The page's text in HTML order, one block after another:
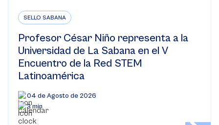
SELLO SABANA
Profesor César Niño representa a la
Universidad de La Sabana en el V
Encuentro de la Red STEM
Latinoamérica
04 de Agosto de 2026
3 min